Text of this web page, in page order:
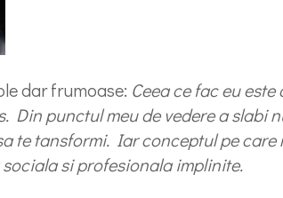
dar frumoase: Ceea ce fac eu
Din punctul meu de vedere a slabi
te tansformi. Iar conceptul pe care
si profesionala implinite.